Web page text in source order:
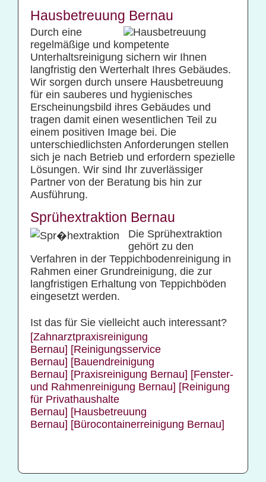
Hausbetreuung Bernau
Durch eine
regelmäßige und kompetente
Unterhaltsreinigung sichern wir Ihnen
langfristig den Werterhalt Ihres Gebäudes.
Wir sorgen durch unsere Hausbetreuung
für ein sauberes und hygienisches
Erscheinungsbild ihres Gebäudes und
tragen damit einen wesentlichen Teil zu
einem positiven Image bei. Die
unterschiedlichsten Anforderungen stellen
sich je nach Betrieb und erfordern spezielle
Lösungen. Wir sind Ihr zuverlässiger
Partner von der Beratung bis hin zur
Ausführung.
Sprühextraktion Bernau
Die Sprühextraktion
gehört zu den
Verfahren in der Teppichbodenreinigung in
Rahmen einer Grundreinigung, die zur
langfristigen Erhaltung von Teppichböden
eingesetzt werden.
Ist das für Sie vielleicht auch interessant?
[Zahnarztpraxisreinigung
Bernau] [Reinigungsservice
Bernau] [Bauendreinigung
Bernau] [Praxisreinigung Bernau] [Fenster-
und Rahmenreinigung Bernau] [Reinigung
für Privathaushalte
Bernau] [Hausbetreuung
Bernau] [Bürocontainerreinigung Bernau]